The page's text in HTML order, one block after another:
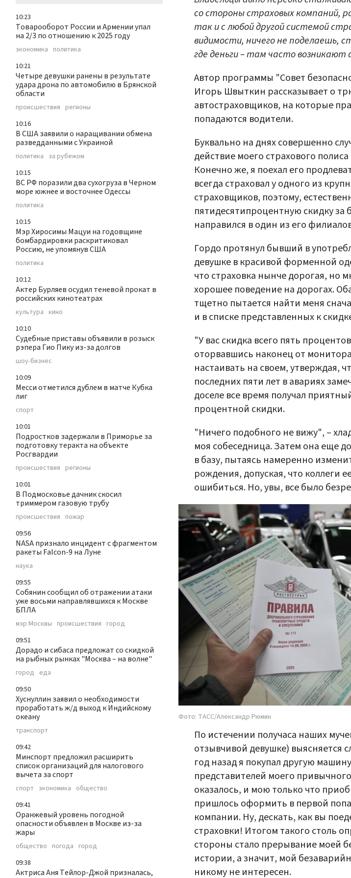
10:23
Товарооборот России и Армении упал
на 2/3 по отношению к 2025 году
экономика политика
10:21
Четыре девушки ранены в результате
удара дрона по автомобилю в Брянской
области
происшествия регионы
10:16
В США заявили о наращивании обмена
разведданными с Украиной
политика за рубежом
10:15
ВС РФ поразили два сухогруза в Черном
море южнее и восточнее Одессы
политика
10:15
Мэр Хиросимы Мацуи на годовщине
бомбардировки раскритиковал
Россию, не упомянув США
политика
10:12
Актер Бурляев осудил теневой прокат в
российских кинотеатрах
культура кино
10:10
Судебные приставы объявили в розыск
рэпера Гио Пику из-за долгов
шоу-бизнес
10:09
Месси отметился дублем в матче Кубка
лиг
спорт
10:01
Подростков задержали в Приморье за
подготовку теракта на объекте
Росгвардии
происшествия регионы
10:01
В Подмосковье дачник скосил
триммером газовую трубу
происшествия пожар
09:56
NASA признало инцидент с фрагментом
ракеты Falcon-9 на Луне
наука
09:55
Собянин сообщил об отражении атаки
уже восьми направлявшихся к Москве
БПЛА
мэр Москвы происшествия город
09:51
Дорадо и сибаса предложат со скидкой
на рыбных рынках "Москва – на волне"
город еда
09:50
Хуснуллин заявил о необходимости
проработать ж/д выход к Индийскому
океану
транспорт
09:42
Минспорт предложил расширить
список организаций для налогового
вычета за спорт
спорт экономика общество
09:41
Оранжевый уровень погодной
опасности объявлен в Москве из-за
жары
общество погода город
09:38
Актриса Аня Тейлор-Джой призналась,
со стороны страховых компаний,
так и с любой другой системой
видимости, ничего не поделаешь,
где деньги – там часто
Автор программы "Совет
Игорь Швыткин рассказывает о
автостраховщиков, на которые
попадаются водители.
Буквально на днях совершенно
действие моего страхового
Конечно же, я поехал его
всегда страховал у одного из
страховщиков, поэтому,
пятидесятипроцентную скидку за
направился в один из его
Гордо протянул бывший в
девушке в красивой форменной
что страховка нынче дорогая, но
хорошее поведение на дорогах.
тщетно пытается найти меня
и в списке представленных к
"У вас скидка всего пять
оторвавшись наконец от
настаивать на своем, утверждая,
последних пяти лет в авариях
доселе все время получал
процентной скидки.
"Ничего подобного не вижу", –
моя собеседница. Затем она еще
в базу, пытаясь намеренно
рождения, допуская, что коллеги
ошибиться. Но, увы, все было
Фото: ТАСС/Александр Рюмин
По истечении получаса наших
отзывчивой девушке) выясняется
год назад я покупал другую
представителей моего
оказалось, и мою только что
пришлось оформить в первой
компании. Ну, дескать, как вы
страховки! Итогом такого столь
стороны стало прерывание моей
истории, а значит, мой
никому не интересен.